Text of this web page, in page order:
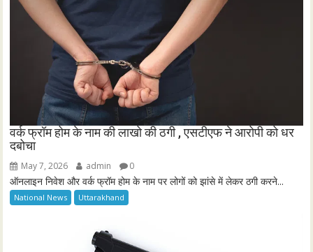
वर्क फ्रॉम होम के नाम की लाखो की ठगी , एसटीएफ ने आरोपी को धर
दबोचा
May 7, 2026 admin 0
ऑनलाइन निवेश और वर्क फ्रॉम होम के नाम पर लोगों को झांसे में लेकर ठगी करने...
National News Uttarakhand